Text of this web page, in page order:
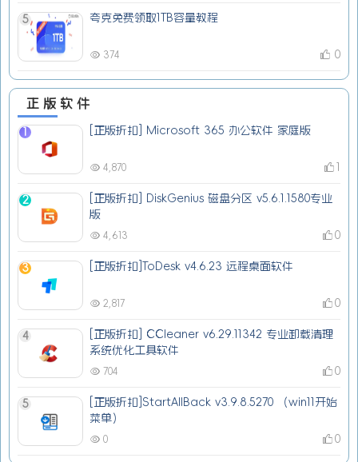
5 夸克免费领取1TB容量教程
374 0
正版软件
1 [正版折扣] Microsoft 365 办公软件 家庭版
4,870 1
2
[正版折扣] DiskGenius 磁盘分区 v5.6.1.1580专业
版
4,613 0
3 [正版折扣]ToDesk v4.6.23 远程桌面软件
2,817 0
4
[正版折扣] CCleaner v6.29.11342 专业卸载清理
系统优化工具软件
704 0
5
[正版折扣]StartAllBack v3.9.8.5270 （win11开始
菜单）
0 0